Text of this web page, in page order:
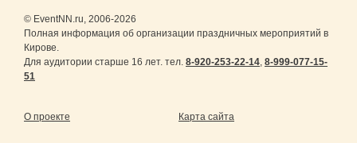
© EventNN.ru, 2006-2026
Полная информация об организации праздничных мероприятий в
Кирове.
Для аудитории старше 16 лет. тел. 8-920-253-22-14, 8-999-077-15-
51
О проекте Карта сайта